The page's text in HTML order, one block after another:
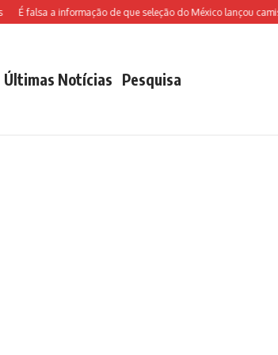
falsa a informação de que seleção do México lançou camisa
Últimas Notícias Pesquisa